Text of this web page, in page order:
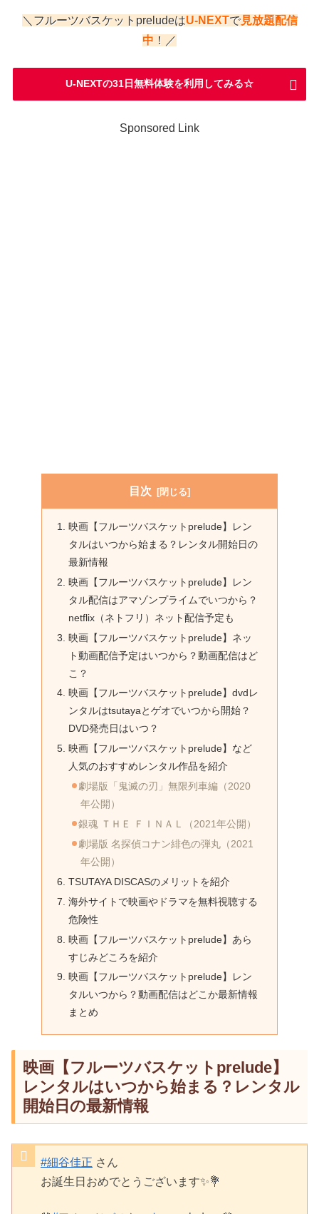
＼フルーツバスケットpreludeはU-NEXTで見放題配信
中 ！／
U-NEXTの31日無料体験を利用してみる☆
Sponsored Link
目次
映画【フルーツバスケットprelude】レン
タルはいつから始まる？レンタル開始日の
最新情報
映画【フルーツバスケットprelude】レン
タル配信はアマゾンプライムでいつから？
netflix（ネトフリ）ネット配信予定も
映画【フルーツバスケットprelude】ネッ
ト動画配信予定はいつから？動画配信はど
こ？
映画【フルーツバスケットprelude】dvdレ
ンタルはtsutayaとゲオでいつから開始？
DVD発売日はいつ？
映画【フルーツバスケットprelude】など
人気のおすすめレンタル作品を紹介
劇場版「鬼滅の刃」無限列車編（2020
年公開）
銀魂 ＴＨＥ ＦＩＮＡＬ（2021年公開）
劇場版 名探偵コナン緋色の弾丸（2021
年公開）
TSUTAYA DISCASのメリットを紹介
海外サイトで映画やドラマを無料視聴する
危険性
映画【フルーツバスケットprelude】あら
すじみどころを紹介
映画【フルーツバスケットprelude】レン
タルいつから？動画配信はどこか最新情報
まとめ
映画【フルーツバスケットprelude】
レンタルはいつから始まる？レンタル
開始日の最新情報
#細谷佳正 さん
お誕生日おめでとうございます✨💐